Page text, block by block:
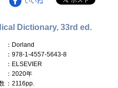
Dictionary, 33rd ed.
：Dorland
：978-1-4557-5643-8
：ELSEVIER
：2020年
：2116pp.